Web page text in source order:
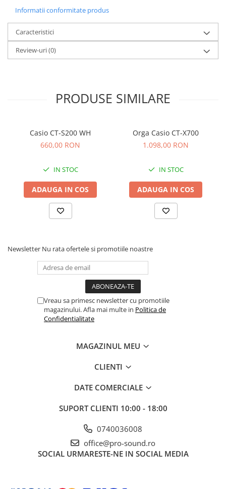
Informatii conformitate produs
Caracteristici
Review-uri(0)
PRODUSE SIMILARE
Casio CT-S200 WH
660,00 RON
IN STOC
ADAUGA IN COS
Orga Casio CT-X700
1.098,00 RON
IN STOC
ADAUGA IN COS
Newsletter Nu rata ofertele si promotiile noastre
Vreau sa primesc newsletter cu promotiile
magazinului. Afla mai multe in Politica de
Confidentialitate
MAGAZINUL MEU
CLIENTI
DATE COMERCIALE
SUPORT CLIENTI 10:00 - 18:00
0740036008
office@pro-sound.ro
SOCIAL URMARESTE-NE IN SOCIAL MEDIA